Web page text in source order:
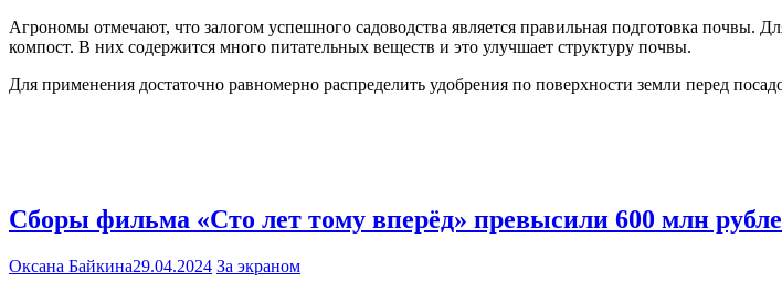
Агрономы отмечают, что залогом успешного садоводства является правильная подготовка почвы.
компост. В них содержится много питательных веществ и это улучшает структуру почвы.
Для применения достаточно равномерно распределить удобрения по поверхности земли перед
Сборы фильма «Сто лет тому вперёд» превысили 600 млн
Оксана Байкина29.04.2024 За экраном